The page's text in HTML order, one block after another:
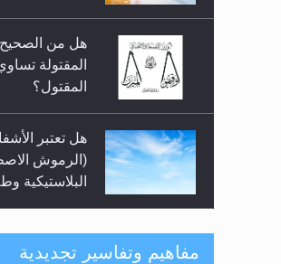
هل من الصحيح
المقتولة
المقتول؟
هل تعتبر
(الرموش
البلاستيكية
هل يُحسب حول
الميلادية أو
مفاهيم وتفاسير تجديدية